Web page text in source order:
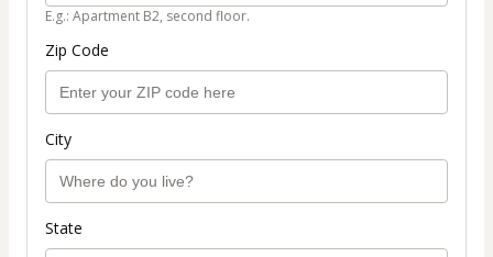
E.g.: Apartment B2, second floor.
Zip Code
City
State